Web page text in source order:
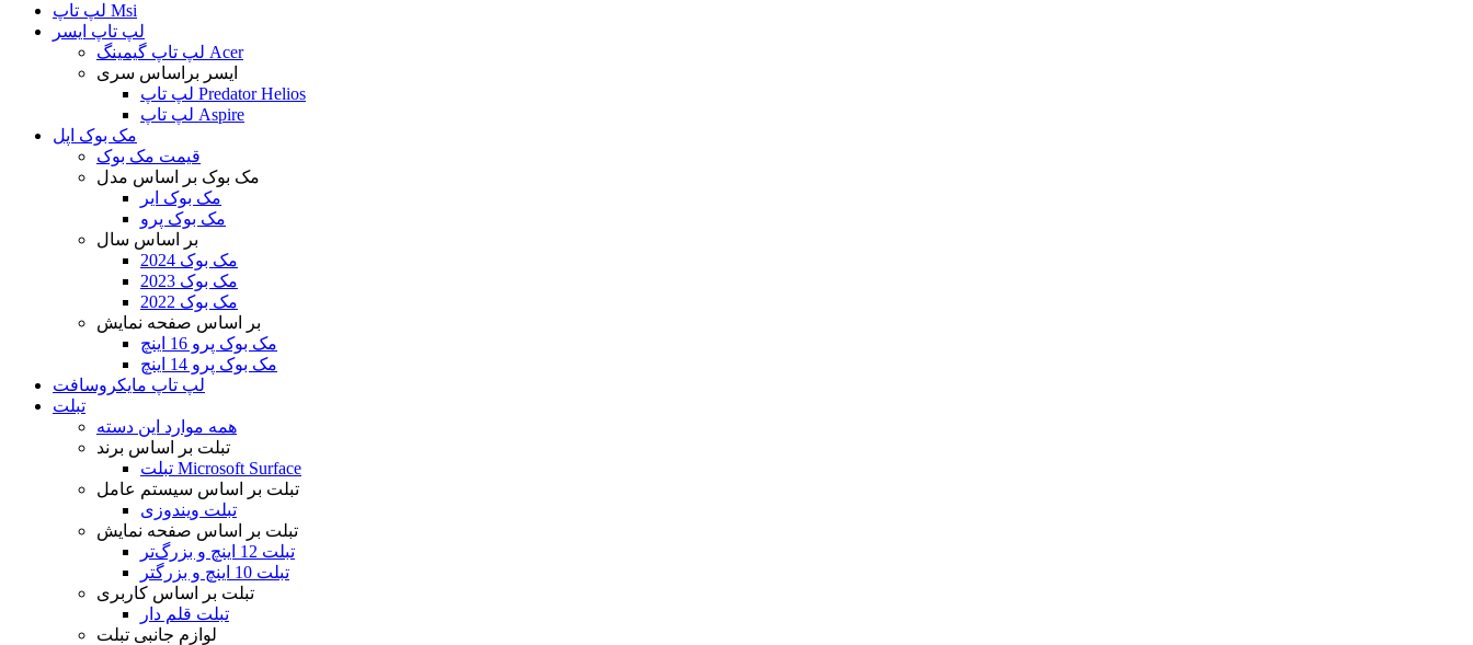
لپ تاپ Msi
لپ تاپ ایسر
لپ تاپ گیمینگ Acer
ایسر براساس سری
لپ تاپ Predator Helios
لپ تاپ Aspire
مک بوک اپل
قیمت مک بوک
مک بوک بر اساس مدل
مک بوک ایر
مک بوک پرو
بر اساس سال
مک بوک 2024
مک بوک 2023
مک بوک 2022
بر اساس صفحه نمایش
مک بوک پرو 16 اینچ
مک بوک پرو 14 اینچ
لپ تاپ مایکروسافت
تبلت
همه موارد این دسته
تبلت بر اساس برند
تبلت Microsoft Surface
تبلت بر اساس سیستم عامل
تبلت ویندوزی
تبلت بر اساس صفحه نمایش
تبلت 12 اینچ و بزرگ‌تر
تبلت 10 اینچ و بزرگتر
تبلت بر اساس کاربری
تبلت قلم دار
لوازم جانبی تبلت